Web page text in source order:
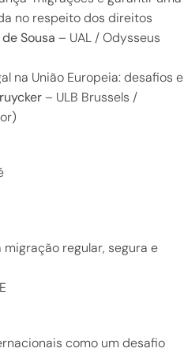
no respeito dos direitos
Sousa – UAL / Odysseus
na União Europeia: desafios e
– ULB Brussels /
regular, segura e
como um desafio